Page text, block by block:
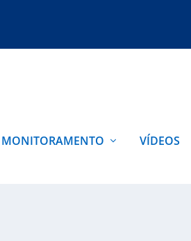
MONITORAMENTO VÍDEOS